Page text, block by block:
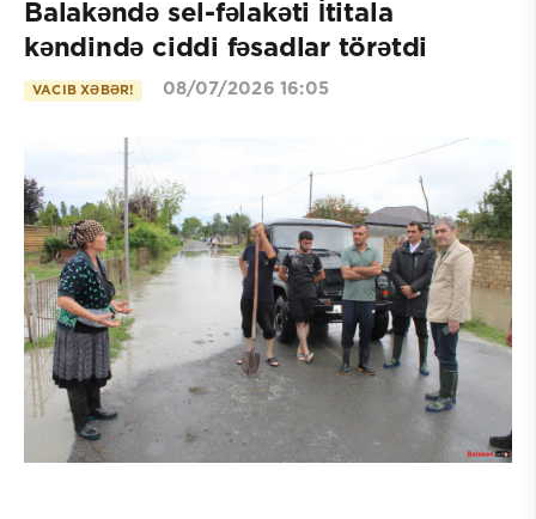
Balakəndə sel-fəlakəti İtitala
kəndində ciddi fəsadlar törətdi
VACIB XƏBƏR! 08/07/2026 16:05